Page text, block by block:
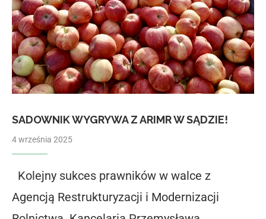
SADOWNIK WYGRYWA Z ARIMR W SĄDZIE!
4 września 2025
Kolejny sukces prawników w walce z
Agencją Restrukturyzacji i Modernizacji